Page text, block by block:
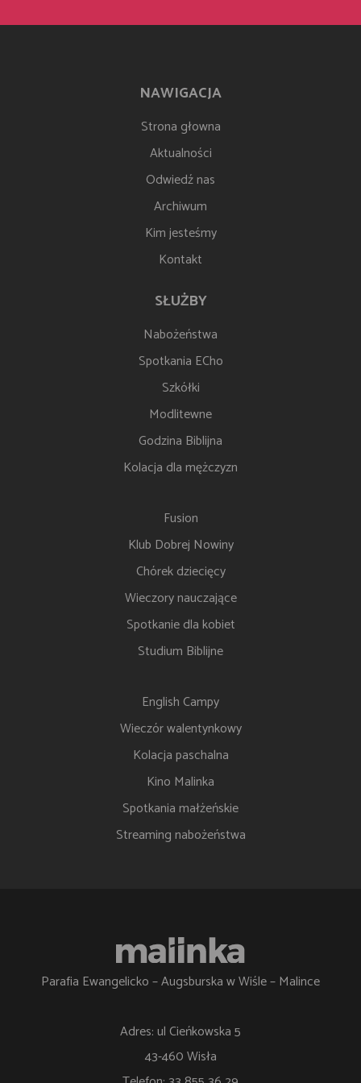
NAWIGACJA
Strona głowna
Aktualności
Odwiedź nas
Archiwum
Kim jesteśmy
Kontakt
SŁUŻBY
Nabożeństwa
Spotkania ECho
Szkółki
Modlitewne
Godzina Biblijna
Kolacja dla mężczyzn
Fusion
Klub Dobrej Nowiny
Chórek dziecięcy
Wieczory nauczające
Spotkanie dla kobiet
Studium Biblijne
English Campy
Wieczór walentynkowy
Kolacja paschalna
Kino Malinka
Spotkania małżeńskie
Streaming nabożeństwa
Parafia Ewangelicko – Augsburska w Wiśle – Malince
Adres: ul Cieńkowska 5
43-460 Wisła